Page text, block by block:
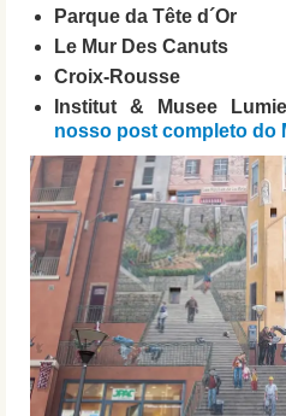
Parque da Tête d´Or
Le Mur Des Canuts
Croix-Rousse
Institut & Musee
nosso post completo do